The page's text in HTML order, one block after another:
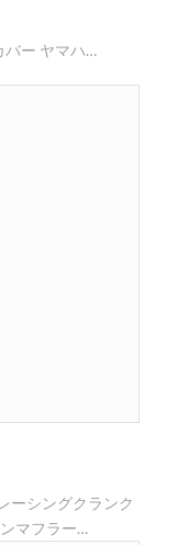
バー ヤマハ…
ーシングクランク
マフラー…